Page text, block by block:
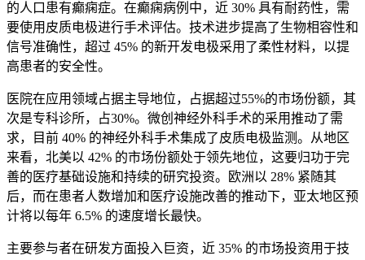
的人口患有癫痫症。在癫痫病例中，近 30% 具有耐药性，需
要使用皮质电极进行手术评估。技术进步提高了生物相容性和
信号准确性，超过 45% 的新开发电极采用了柔性材料，以提
高患者的安全性。
医院在应用领域占据主导地位，占据超过55%的市场份额，其
次是专科诊所，占30%。微创神经外科手术的采用推动了需
求，目前 40% 的神经外科手术集成了皮质电极监测。从地区
来看，北美以 42% 的市场份额处于领先地位，这要归功于完
善的医疗基础设施和持续的研究投资。欧洲以 28% 紧随其
后，而在患者人数增加和医疗设施改善的推动下，亚太地区预
计将以每年 6.5% 的速度增长最快。
主要参与者在研发方面投入巨资，近 35% 的市场投资用于技